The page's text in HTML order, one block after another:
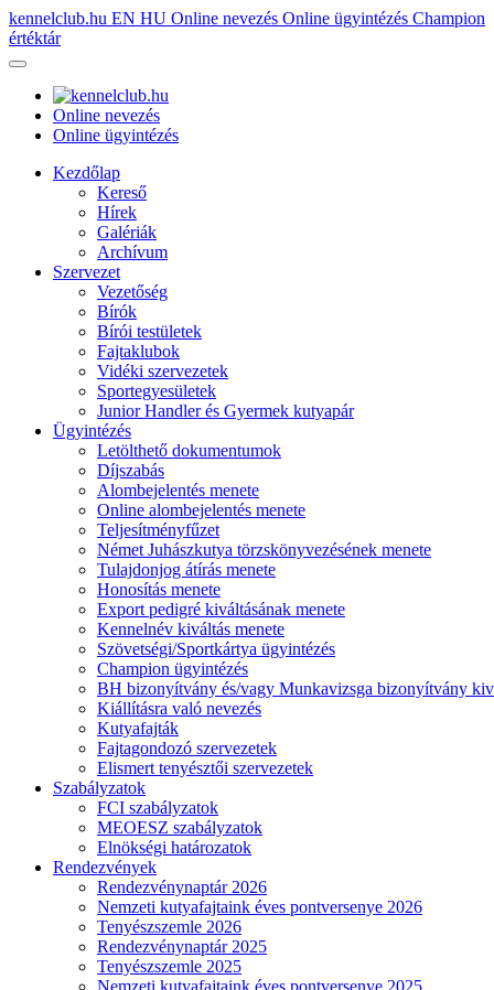
kennelclub.hu EN HU Online nevezés Online ügyintézés Champion
értéktár
Online nevezés
Online ügyintézés
Kezdőlap
Kereső
Hírek
Galériák
Archívum
Szervezet
Vezetőség
Bírók
Bírói testületek
Fajtaklubok
Vidéki szervezetek
Sportegyesületek
Junior Handler és Gyermek kutyapár
Ügyintézés
Letölthető dokumentumok
Díjszabás
Alombejelentés menete
Online alombejelentés menete
Teljesítményfűzet
Német Juhászkutya törzskönyvezésének menete
Tulajdonjog átírás menete
Honosítás menete
Export pedigré kiváltásának menete
Kennelnév kiváltás menete
Szövetségi/Sportkártya ügyintézés
Champion ügyintézés
BH bizonyítvány és/vagy Munkavizsga bizonyítvány
Kiállításra való nevezés
Kutyafajták
Fajtagondozó szervezetek
Elismert tenyésztői szervezetek
Szabályzatok
FCI szabályzatok
MEOESZ szabályzatok
Elnökségi határozatok
Rendezvények
Rendezvénynaptár 2026
Nemzeti kutyafajtaink éves pontversenye 2026
Tenyészszemle 2026
Rendezvénynaptár 2025
Tenyészszemle 2025
Nemzeti kutyafajtaink éves pontversenye 2025